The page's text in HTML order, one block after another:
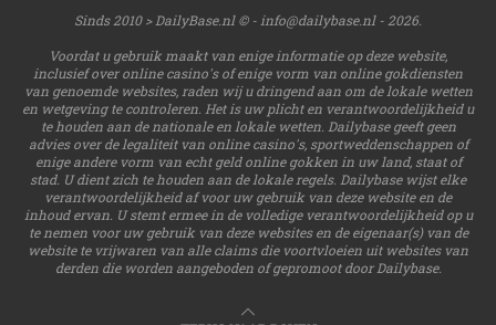
Sinds 2010 > DailyBase.nl © - info@dailybase.nl- 2026.
Voordat u gebruik maakt van enige informatie op deze website,
inclusief over online casino's of enige vorm van online gokdiensten
van genoemde websites, raden wij u dringend aan om de lokale wetten
en wetgeving te controleren. Het is uw plicht en verantwoordelijkheid u
te houden aan de nationale en lokale wetten. Dailybase geeft geen
advies over de legaliteit van online casino's, sportweddenschappen of
enige andere vorm van echt geld online gokken in uw land, staat of
stad. U dient zich te houden aan de lokale regels. Dailybase wijst elke
verantwoordelijkheid af voor uw gebruik van deze website en de
inhoud ervan. U stemt ermee in de volledige verantwoordelijkheid op u
te nemen voor uw gebruik van deze websites en de eigenaar(s) van de
website te vrijwaren van alle claims die voortvloeien uit websites van
derden die worden aangeboden of gepromoot door Dailybase.